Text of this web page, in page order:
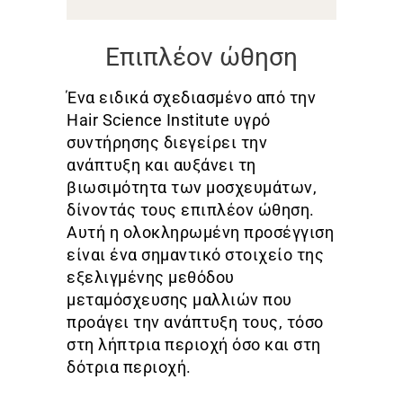
Eπιπλέον ώθηση
Ένα ειδικά σχεδιασμένο από την
Hair Science Institute υγρό
συντήρησης διεγείρει την
ανάπτυξη και αυξάνει τη
βιωσιμότητα των μοσχευμάτων,
δίνοντάς τους επιπλέον ώθηση.
Αυτή η ολοκληρωμένη προσέγγιση
είναι ένα σημαντικό στοιχείο της
εξελιγμένης μεθόδου
μεταμόσχευσης μαλλιών που
προάγει την ανάπτυξη τους, τόσο
στη λήπτρια περιοχή όσο και στη
δότρια περιοχή.